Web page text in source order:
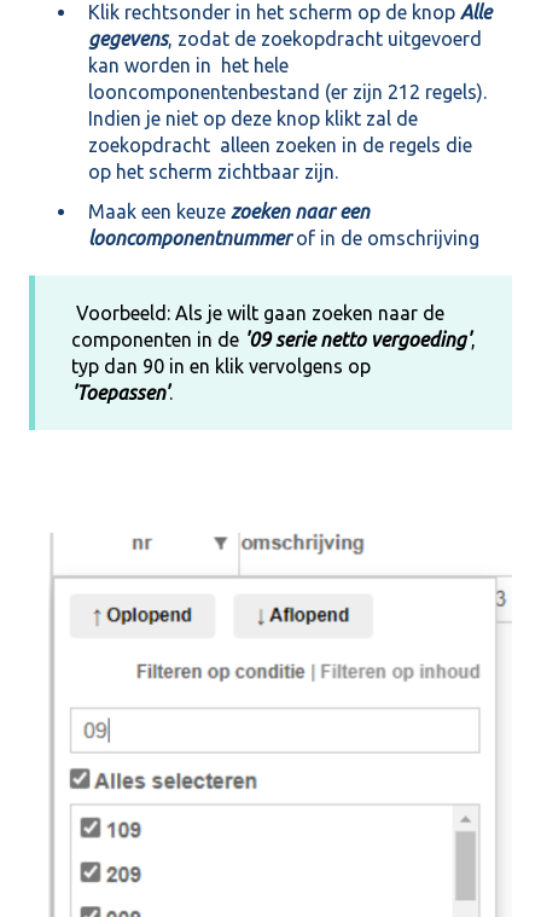
Klik rechtsonder in het scherm op de knop Alle
gegevens, zodat de zoekopdracht uitgevoerd
kan worden in het hele
looncomponentenbestand (er zijn 212 regels).
Indien je niet op deze knop klikt zal de
zoekopdracht alleen zoeken in de regels die
op het scherm zichtbaar zijn.
Maak een keuze zoeken naar een
looncomponentnummerof in de omschrijving
Voorbeeld: Als je wilt gaan zoeken naar de
componenten in de '09 serie netto vergoeding',
typ dan 90 in en klik vervolgens op
'Toepassen'.